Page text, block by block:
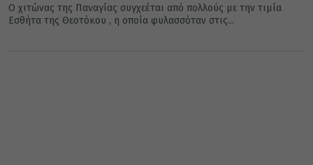
Ο χιτώνας της Παναγίας συγχεέται από πολλούς με την τιμία
Εσθήτα της Θεοτόκου , η οποία φυλασσόταν στις...